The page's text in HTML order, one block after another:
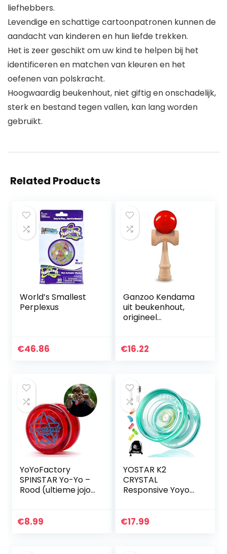
liefhebbers.
Levendige en schattige cartoonpatronen kunnen de
aandacht van kinderen en hun liefde trekken.
Het is zeer geschikt om uw kind te helpen bij het
identificeren en matchen van kleuren en het
oefenen van polskracht.
Hoogwaardig beukenhout, niet giftig en onschadelijk,
sterk en bestand tegen vallen, kan lang worden
gebruikt.
Related Products
World’s Smallest
Perplexus
€46.86
Ganzoo Kendama
uit beukenhout,
origineel
bolspel,
€16.22
YoYoFactory
SPINSTAR Yo-Yo –
Rood (ultieme jojo
€8.99
YOSTAR K2
CRYSTAL
Responsive Yoyo
voor beginners,
€17.99